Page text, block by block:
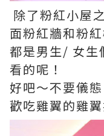
除了粉紅小屋
面粉紅牆和粉紅
都是男生/ 女生
看的呢！
好吧～不要儀
歡吃雞翼的雞翼